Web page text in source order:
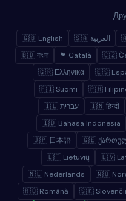
🇬🇧 English 🇸🇦 العربية
🇧🇩 বাংলা
🏴 Català 🇨🇿
🇬🇷 Ελληνικά
🇪🇸
🇫🇮 Suomi
🇵🇭
🇮🇱 עברית
🇮🇳 हिन्दी
🇮🇩 Bahasa Indonesia
🇯🇵 日本語
🇬🇪
🇱🇹 Lietuvių
🇱🇻
🇳🇱 Nederlands
🇳🇴
🇷🇴 Română
🇸🇰